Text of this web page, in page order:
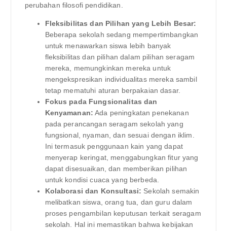
perubahan filosofi pendidikan.
Fleksibilitas dan Pilihan yang Lebih Besar:
Beberapa sekolah sedang mempertimbangkan
untuk menawarkan siswa lebih banyak
fleksibilitas dan pilihan dalam pilihan seragam
mereka, memungkinkan mereka untuk
mengekspresikan individualitas mereka sambil
tetap mematuhi aturan berpakaian dasar.
Fokus pada Fungsionalitas dan
Kenyamanan: Ada peningkatan penekanan
pada perancangan seragam sekolah yang
fungsional, nyaman, dan sesuai dengan iklim.
Ini termasuk penggunaan kain yang dapat
menyerap keringat, menggabungkan fitur yang
dapat disesuaikan, dan memberikan pilihan
untuk kondisi cuaca yang berbeda.
Kolaborasi dan Konsultasi: Sekolah semakin
melibatkan siswa, orang tua, dan guru dalam
proses pengambilan keputusan terkait seragam
sekolah. Hal ini memastikan bahwa kebijakan